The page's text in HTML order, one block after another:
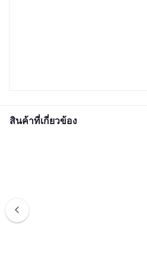
สินค้าที่เกี่ยวข้อง